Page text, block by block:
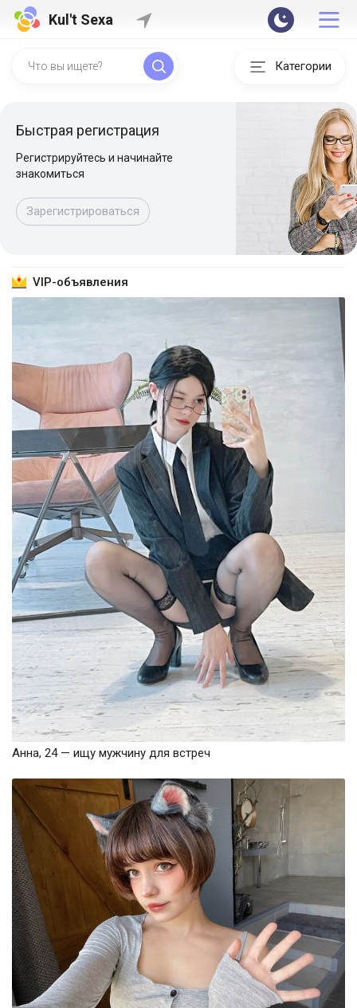
Kul't Sexa
Категории
Быстрая регистрация
Регистрируйтесь и начинайте
знакомиться
Зарегистрироваться
VIP-объявления
Анна, 24 — ищу мужчину для встреч